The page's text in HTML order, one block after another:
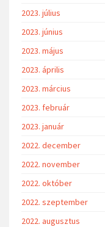
2023. július
2023. június
2023. május
2023. április
2023. március
2023. február
2023. január
2022. december
2022. november
2022. október
2022. szeptember
2022. augusztus